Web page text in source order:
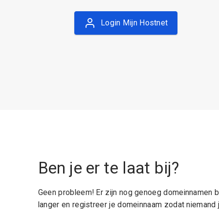
Login Mijn Hostnet
Ben je er te laat bij?
Geen probleem! Er zijn nog genoeg domeinnamen
langer en registreer je domeinnaam zodat niemand